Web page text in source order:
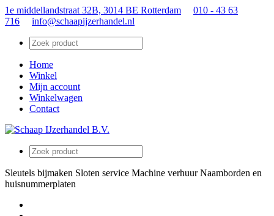
1e middellandstraat 32B, 3014 BE Rotterdam
010 - 43 63
716
info@schaapijzerhandel.nl
Home
Winkel
Mijn account
Winkelwagen
Contact
Sleutels bijmaken Sloten service Machine verhuur Naamborden en
huisnummerplaten